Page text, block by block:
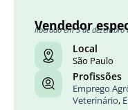
Vendedor
liberado em 3 de dezembro
Local
São Paulo
Profissões
Emprego
Veterinário,